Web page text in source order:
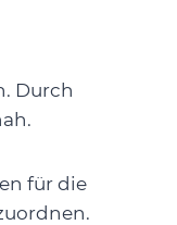
Durch
für die